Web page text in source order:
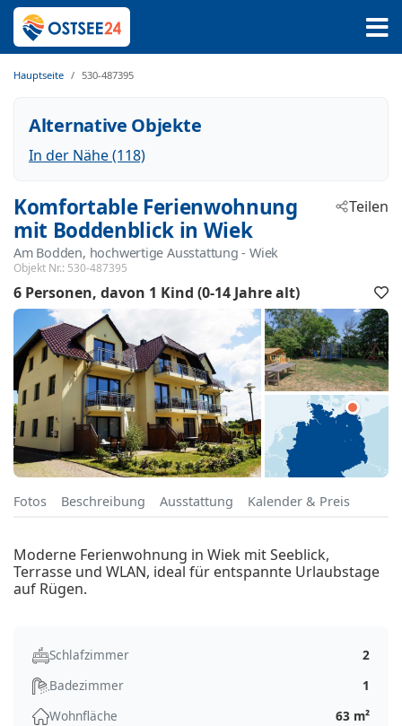
Hauptseite 530-487395
Alternative Objekte
In der Nähe (118)
Komfortable Ferienwohnung
mit Boddenblick in Wiek
Am Bodden, hochwertige Ausstattung - Wiek
Objekt Nr.: 530-487395
Teilen
6 Personen davon 1 Kind (0-14 Jahre alt)
Fotos Beschreibung Ausstattung Kalender & Preis
Moderne Ferienwohnung in Wiek mit Seeblick,
Terrasse und WLAN, ideal für entspannte Urlaubstage
auf Rügen.
Schlafzimmer
2
Badezimmer
1
Wohnfläche
63 m²